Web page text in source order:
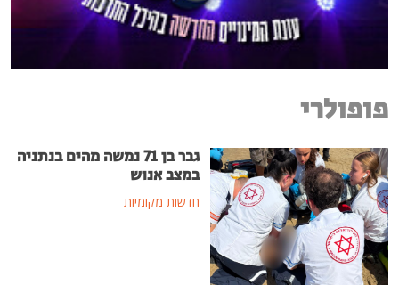
פופולרי
גבר בן 71 נמשה מהים בנתניה
במצב אנוש
חדשות מקומיות